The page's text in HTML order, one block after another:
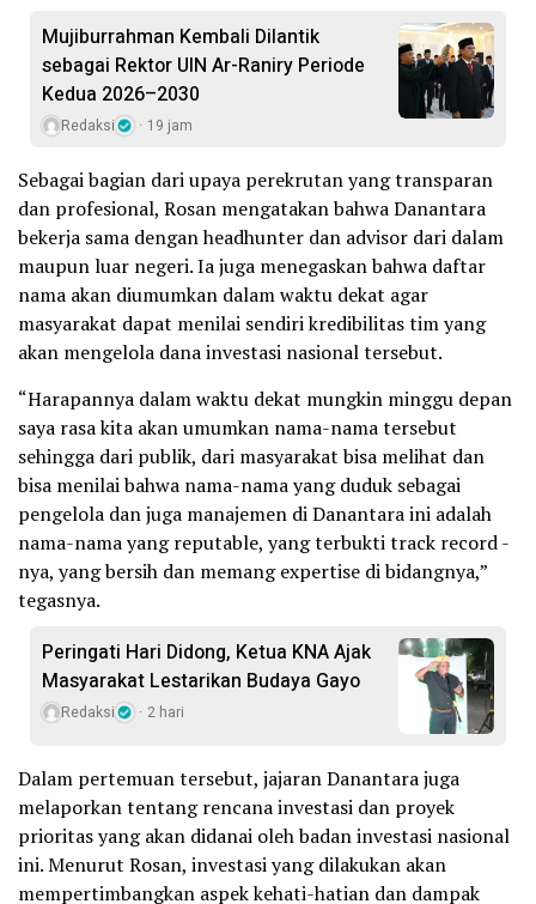
Mujiburrahman Kembali Dilantik
sebagai Rektor UIN Ar-Raniry Periode
Kedua 2026–2030
Redaksi 19 jam
Sebagai bagian dari upaya perekrutan yang transparan
dan profesional, Rosan mengatakan bahwa Danantara
bekerja sama dengan headhunter dan advisor dari dalam
maupun luar negeri. Ia juga menegaskan bahwa daftar
nama akan diumumkan dalam waktu dekat agar
masyarakat dapat menilai sendiri kredibilitas tim yang
akan mengelola dana investasi nasional tersebut.
“Harapannya dalam waktu dekat mungkin minggu depan
saya rasa kita akan umumkan nama-nama tersebut
sehingga dari publik, dari masyarakat bisa melihat dan
bisa menilai bahwa nama-nama yang duduk sebagai
pengelola dan juga manajemen di Danantara ini adalah
nama-nama yang reputable, yang terbukti track record -
nya, yang bersih dan memang expertise di bidangnya,”
tegasnya.
Peringati Hari Didong, Ketua KNA Ajak
Masyarakat Lestarikan Budaya Gayo
Redaksi 2 hari
Dalam pertemuan tersebut, jajaran Danantara juga
melaporkan tentang rencana investasi dan proyek
prioritas yang akan didanai oleh badan investasi nasional
ini. Menurut Rosan, investasi yang dilakukan akan
mempertimbangkan aspek kehati-hatian dan dampak